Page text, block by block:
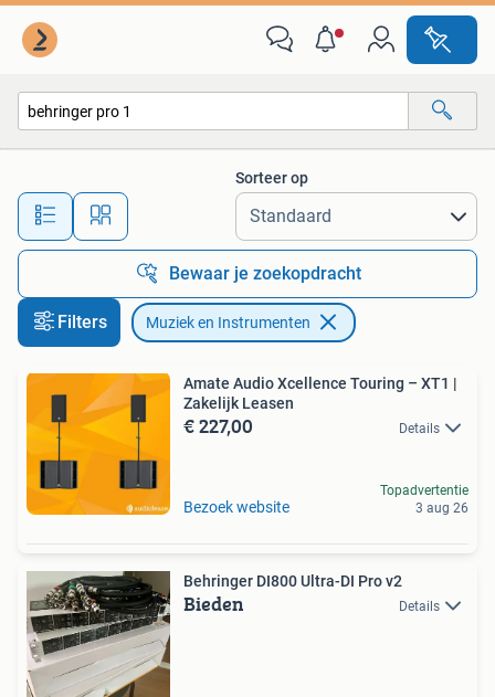
Alle afstanden…
Sorteer op
Bewaar je zoekopdracht
Filters Muziek en Instrumenten
Amate Audio Xcellence Touring – XT1 |
Zakelijk Leasen
€ 227,00 Details
Bezoek website
Topadvertentie
3 aug 26
Behringer DI800 Ultra-DI Pro v2
Bieden Details